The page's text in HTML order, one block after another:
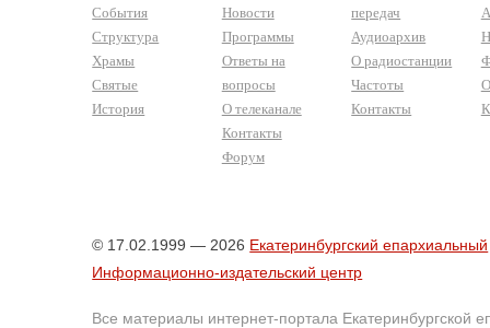
События
Структура
Храмы
Святые
История
Новости
Программы
Ответы на
вопросы
О телеканале
Контакты
Форум
передач
Аудиоархив
О радиостанции
Частоты
Контакты
© 17.02.1999 — 2026 Екатеринбургский епархиальный
Информационно-издательский центр
Все материалы интернет-портала Екатеринбургской